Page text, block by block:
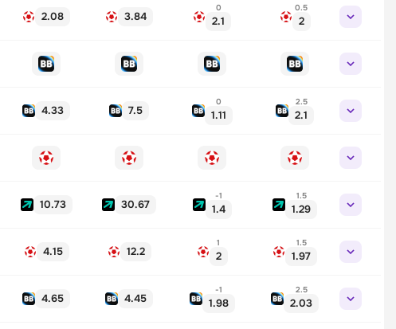
2.08 3.84
0
2.1
0.5
2
4.33 7.5
0
1.11
2.5
2.1
10.73 30.67
-1
1.4
1.5
1.29
4.15 12.2
1
2
1.5
1.97
4.65 4.45
-1
1.98
2.5
2.03